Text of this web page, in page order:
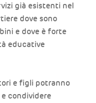
già esistenti nel
dove sono
e dove è forte
educative
e figli potranno
condividere